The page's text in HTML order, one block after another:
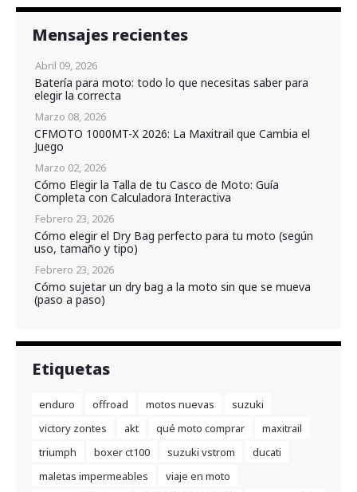
Mensajes recientes
Abril 09, 2026
Batería para moto: todo lo que necesitas saber para
elegir la correcta
Marzo 08, 2026
CFMOTO 1000MT-X 2026: La Maxitrail que Cambia el
Juego
Marzo 02, 2026
Cómo Elegir la Talla de tu Casco de Moto: Guía
Completa con Calculadora Interactiva
Febrero 23, 2026
Cómo elegir el Dry Bag perfecto para tu moto (según
uso, tamaño y tipo)
Febrero 23, 2026
Cómo sujetar un dry bag a la moto sin que se mueva
(paso a paso)
Etiquetas
enduro offroad motos nuevas
suzuki
victory zontes
akt qué moto comprar
maxitrail
triumph
boxer ct100 suzuki vstrom
ducati
maletas impermeables
viaje en moto